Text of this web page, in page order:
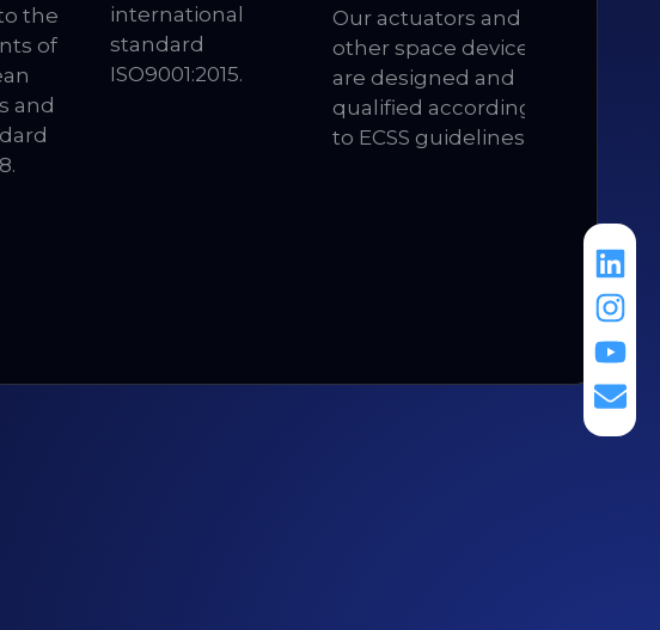
the
of
and
international
standard
ISO9001:2015.
Our actuators and
other space devices
are designed and
qualified according
to ECSS guidelines.